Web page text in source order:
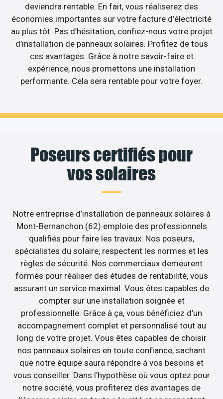
deviendra rentable. En fait, vous réaliserez des
économies importantes sur votre facture d’électricité
au plus tôt. Pas d’hésitation, confiez-nous votre projet
d’installation de panneaux solaires. Profitez de tous
ces avantages. Grâce à notre savoir-faire et
expérience, nous promettons une installation
performante. Cela sera rentable pour votre foyer.
Poseurs certifiés pour
vos solaires
Notre entreprise d’installation de panneaux solaires à
Mont-Bernanchon (62) emploie des professionnels
qualifiés pour faire les travaux. Nos poseurs,
spécialistes du solaire, respectent les normes et les
règles de sécurité. Nos commerciaux demeurent
formés pour réaliser des études de rentabilité, vous
assurant un service maximal. Vous êtes capables de
compter sur une installation soignée et
professionnelle. Grâce à ça, vous bénéficiez d’un
accompagnement complet et personnalisé tout au
long de votre projet. Vous êtes capables de choisir
nos panneaux solaires en toute confiance, sachant
que notre équipe saura répondre à vos besoins et
vous conseiller. Dans l’hypothèse où vous optez pour
notre société, vous profiterez des avantages de